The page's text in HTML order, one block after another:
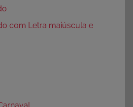
com Letra maiúscula e